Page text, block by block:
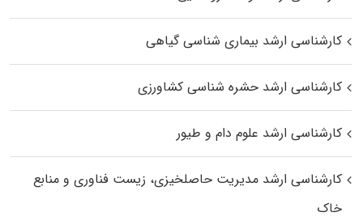
کارشناسی ارشد بیماری‌ شناسی گیاهی
کارشناسی ارشد حشره‌ شناسی کشاورزی
کارشناسی ارشد علوم دام و طیور
کارشناسی ارشد مدیریت حاصلخیزی، زیست فناوری و منابع
خاک